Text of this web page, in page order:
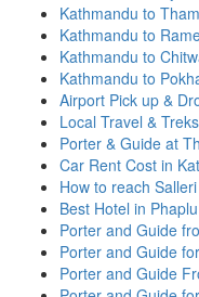
Kathmandu to
Kathmandu to
Kathmandu to
Kathmandu to
Airport Pick up &
Local Travel &
Porter & Guide at
Car Rent Cost in
How to reach
Best Hotel in
Porter and Guide
Porter and Guide
Porter and Guide